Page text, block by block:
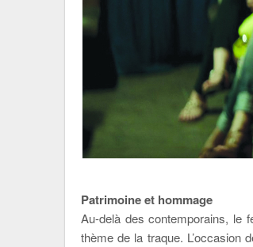
Patrimoine et hommage
Au-delà des contemporains, le
thème de la traque.